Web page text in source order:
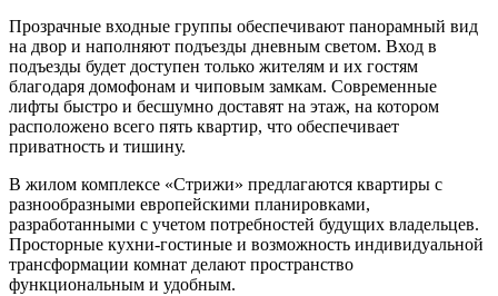
Прозрачные входные группы обеспечивают панорамный вид
на двор и наполняют подъезды дневным светом. Вход в
подъезды будет доступен только жителям и их гостям
благодаря домофонам и чиповым замкам. Современные
лифты быстро и бесшумно доставят на этаж, на котором
расположено всего пять квартир, что обеспечивает
приватность и тишину.
В жилом комплексе «Стрижи» предлагаются квартиры с
разнообразными европейскими планировками,
разработанными с учетом потребностей будущих владельцев.
Просторные кухни-гостиные и возможность индивидуальной
трансформации комнат делают пространство
функциональным и удобным.